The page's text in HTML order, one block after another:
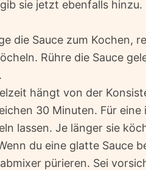
sie jetzt ebenfalls
die Sauce zum Kochen,
Rühre die Sauce
hängt von der
30 Minuten. Für
lassen. Je länger sie
du eine glatte Sauce
pürieren. Sei